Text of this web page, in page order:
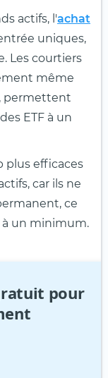
actifs, l'achat
uniques,
Les courtiers
même
permettent
ETF à un
plus efficaces
car ils ne
ce
un minimum.
pour